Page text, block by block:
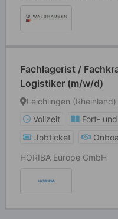
Fachlagerist /
Logistiker (m/w/d)
Leichlingen (Rheinland)
Vollzeit
Fort-
Jobticket
HORIBA Europe GmbH